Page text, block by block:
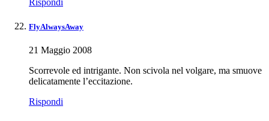
FlyAlwaysAway
21 Maggio 2008
Scorrevole ed intrigante. Non scivola nel volgare, ma smuove
delicatamente l’eccitazione.
Rispondi